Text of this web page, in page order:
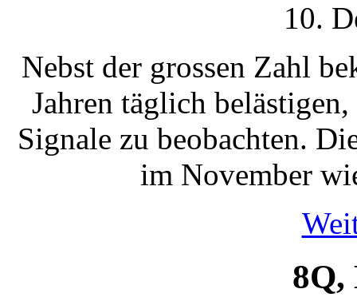
10.
Nebst der grossen Zahl
Jahren täglich
Signale zu beobachten.
im November
8Q,